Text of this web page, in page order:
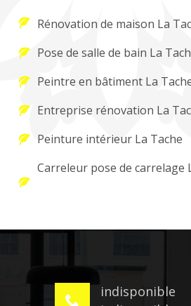
Rénovation de maison La
Pose de salle de bain La
Peintre en bâtiment La
Entreprise rénovation La
Peinture intérieur La Tache
Carreleur pose de carrelage
indisponible